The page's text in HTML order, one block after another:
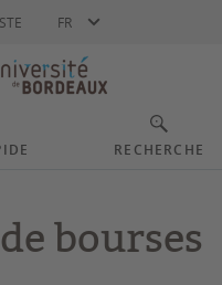
FR
RECHERCHE
bourses